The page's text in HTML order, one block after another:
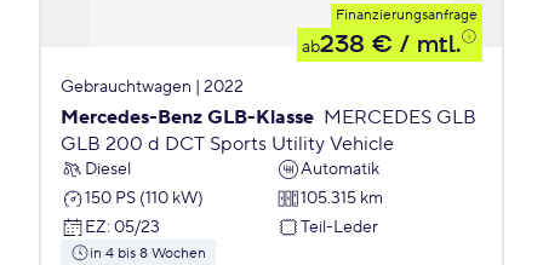
Finanzierungsanfrage
ab238 € / mtl.
Gebrauchtwagen | 2022
Mercedes-Benz GLB-Klasse MERCEDES GLB
GLB 200 d DCT Sports Utility Vehicle
Diesel
Automatik
150 PS (110 kW)
105.315 km
EZ: 05/23 Teil-Leder
in 4 bis 8 Wochen